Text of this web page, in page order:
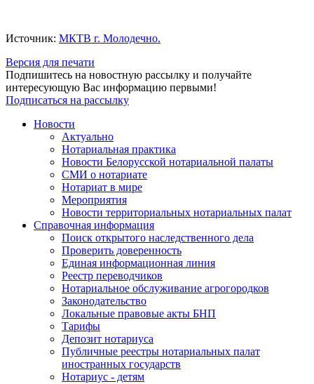
Источник: МКТВ г. Молодечно.
Версия для печати
Подпишитесь на новостную рассылку и получайте
интересующую Вас информацию первыми!
Подписаться на рассылку
Новости
Актуально
Нотариальная практика
Новости Белорусской нотариальной палаты
СМИ о нотариате
Нотариат в мире
Мероприятия
Новости территориальных нотариальных палат
Справочная информация
Поиск открытого наследственного дела
Проверить доверенность
Единая информационная линия
Реестр переводчиков
Нотариальное обслуживание агрогородков
Законодательство
Локальные правовые акты БНП
Тарифы
Депозит нотариуса
Публичные реестры нотариальных палат
иностранных государств
Нотариус - детям